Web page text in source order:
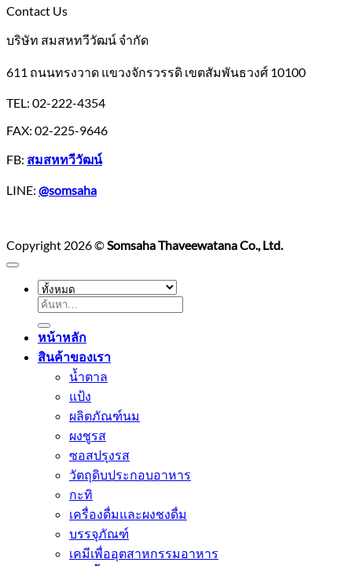
ซอส
Contact Us
บริษัท สมสหทวีวัฒน์ จำกัด
611 ถนนทรงวาด แขวงจักรวรรดิ เขตสัมพันธวงศ์ 10100
TEL: 02-222-4354
FAX: 02-225-9646
FB: สมสหทวีวัฒน์
LINE: @somsaha
Copyright 2026 ©Somsaha Thaveewatana Co., Ltd.
ค้นหา:
หน้าหลัก
สินค้าของเรา
น้ำตาล
แป้ง
ผลิตภัณฑ์นม
ผงชูรส
ซอสปรุงรส
วัตถุดิบประกอบอาหาร
กะทิ
เครื่องดื่มและผงชงดื่ม
บรรจุภัณฑ์
เคมีเพื่ออุตสาหกรรมอาหาร